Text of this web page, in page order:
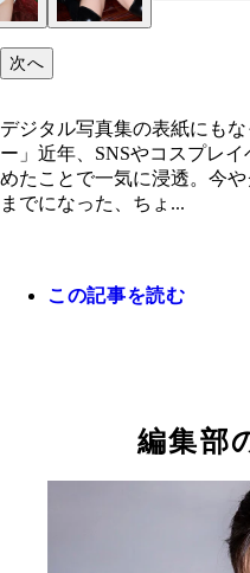
デジタル写真集
クロストリア・
グロウサイバー
パステルフレアチ
シャンパンブライ
poppy doll スモー
クリアストーン
ならではのゾン
供／clearstone）
（写真提供／
地雷系カラーが
フルエンサーや
２０周年を記念
次へ
デジタル写真集の表紙にも
ー」近年、SNSやコスプレ
めたことで一気に浸透。今
までになった、ちょ...
この記事を読む
編集部